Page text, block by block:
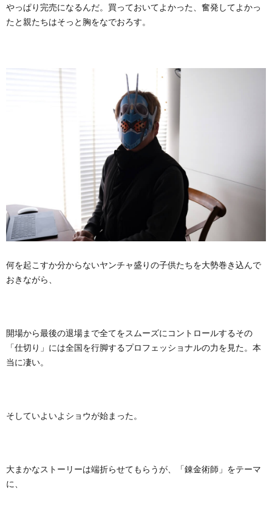
やっぱり完売になるんだ。買っておいてよかった、奮発してよかっ
たと親たちはそっと胸をなでおろす。
何を起こすか分からないヤンチャ盛りの子供たちを大勢巻き込んで
おきながら、
開場から最後の退場まで全てをスムーズにコントロールするその
「仕切り」には全国を行脚するプロフェッショナルの力を見た。本
当に凄い。
そしていよいよショウが始まった。
大まかなストーリーは端折らせてもらうが、「錬金術師」をテーマ
に、